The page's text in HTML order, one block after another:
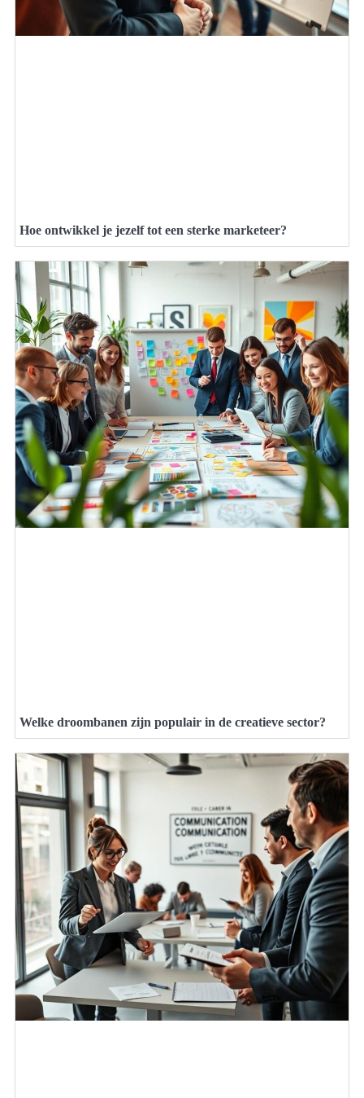
Hoe ontwikkel je jezelf tot een sterke marketeer?
Welke droombanen zijn populair in de creatieve sector?